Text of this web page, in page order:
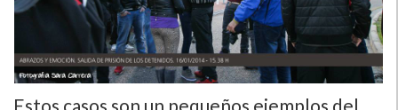
Estos casos son un pequeños ejemplos del